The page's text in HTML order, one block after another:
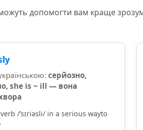
можуть допомогти вам краще
серйозно,
she is ~ ill — вона
/ˈsɪriəsli/ in a serious wayto